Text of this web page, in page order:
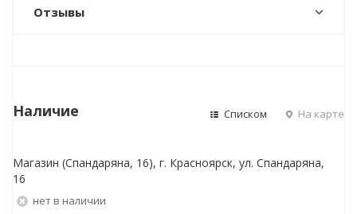
Отзывы
Наличие Списком На карте
Магазин (Спандаряна, 16), г. Красноярск, ул. Спандаряна,
16
Нет в наличии